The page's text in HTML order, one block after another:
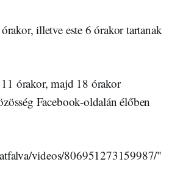
illetve este 6 órakor tartanak
órakor, majd 18 órakor
Facebook-oldalán élőben
videos/806951273159987/"